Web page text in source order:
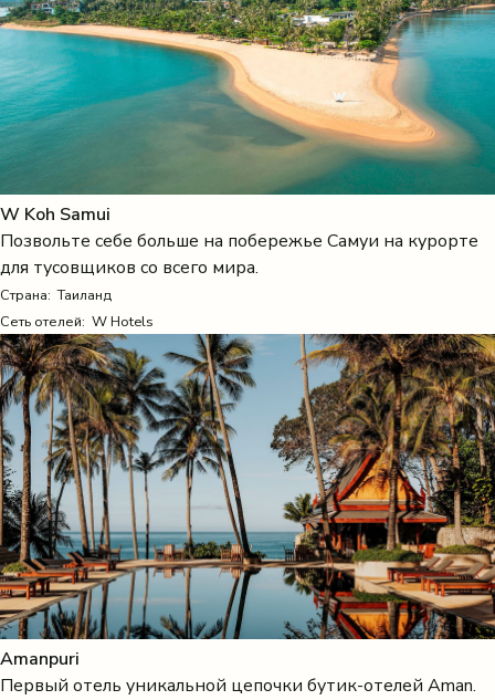
W Koh Samui
Позвольте себе больше на побережье Самуи на курорте
для тусовщиков со всего мира.
Страна:Таиланд
Сеть отелей: W Hotels
Amanpuri
Первый отель уникальной цепочки бутик-отелей Aman.